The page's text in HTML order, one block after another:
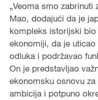
„Veoma smo zabrinuti
Mao, dodajući da je
kompleks istorijski bio
ekonomiji, da je uticao
odluka i podržavao
On je predstavljao
ekonomsku osnovu
ambicija i potpuno